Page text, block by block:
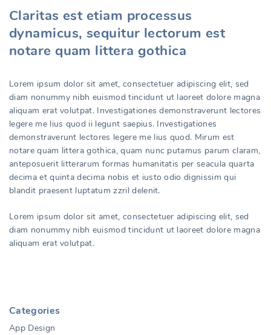
Claritas est etiam processus
dynamicus, sequitur lectorum est
notare quam littera gothica
Lorem ipsum dolor sit amet, consectetuer adipiscing elit, sed
diam nonummy nibh euismod tincidunt ut laoreet dolore magna
aliquam erat volutpat. Investigationes demonstraverunt lectores
legere me lius quod ii legunt saepius. Investigationes
demonstraverunt lectores legere me lius quod. Mirum est
notare quam littera gothica, quam nunc putamus parum claram,
anteposuerit litterarum formas humanitatis per seacula quarta
decima et quinta decima nobis et iusto odio dignissim qui
blandit praesent luptatum zzril delenit.
Lorem ipsum dolor sit amet, consectetuer adipiscing elit, sed
diam nonummy nibh euismod tincidunt ut laoreet dolore magna
aliquam erat volutpat.
Categories
App Design